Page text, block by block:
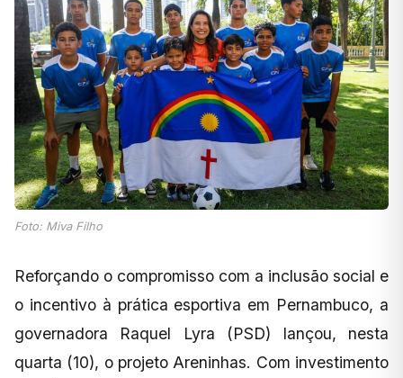
Foto: Miva Filho
Reforçando o compromisso com a inclusão social e
o incentivo à prática esportiva em Pernambuco, a
governadora Raquel Lyra (PSD) lançou, nesta
quarta (10), o projeto Areninhas. Com investimento